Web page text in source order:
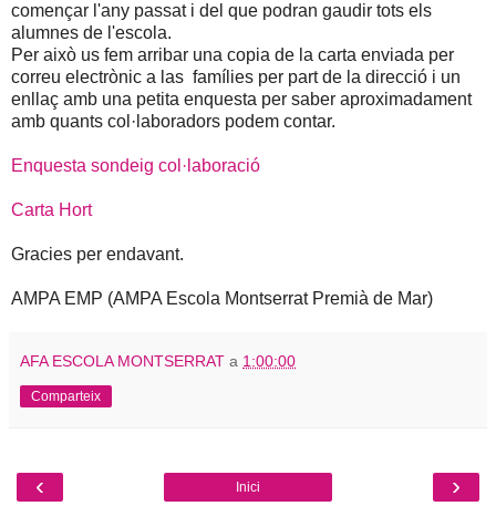
començar l'any passat i del que podran gaudir tots els
alumnes de l'escola.
Per això us fem arribar una copia de la carta enviada per
correu electrònic a las famílies per part de la direcció i un
enllaç amb una petita enquesta per saber aproximadament
amb quants col·laboradors podem contar.
Enquesta sondeig col·laboració
Carta Hort
Gracies per endavant.
AMPA EMP (AMPA Escola Montserrat Premià de Mar)
AFA ESCOLA MONTSERRAT a 1:00:00
Comparteix
‹ ›
Inici